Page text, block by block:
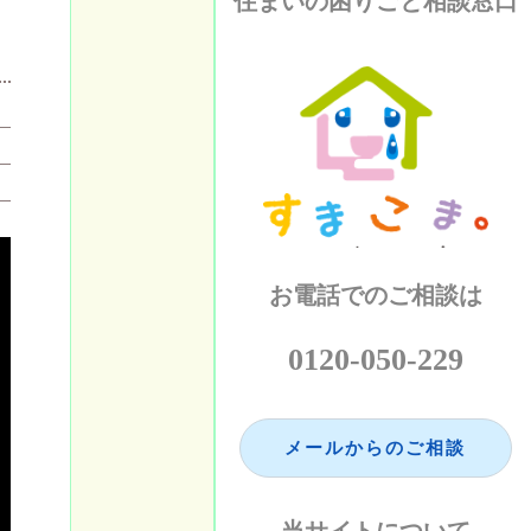
お電話でのご相談は
0120-050-229
メールからのご相談